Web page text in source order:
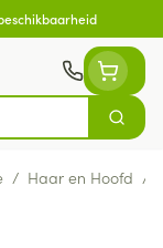
Zoek
/ Haar en Hoofd /